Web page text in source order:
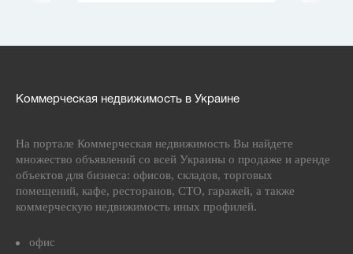
Коммерческая недвижимость в Украине
На портале Коммерческая недвижимость Вы найдете
множество объявлений со всей Украины о продаже и аренде
объектов для бизнеса: офисов, складов, торговых
помещений, кафе, ресторанов, СТО, гаражей, а также
коммерческую недвижимость иных профилей.
офис